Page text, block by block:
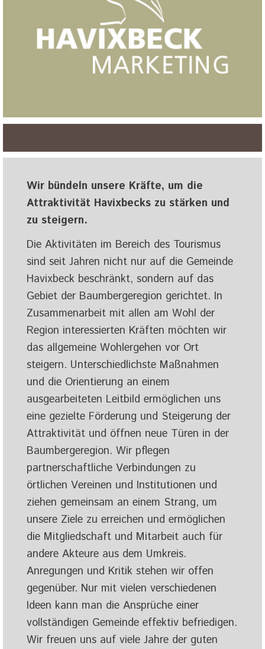
Wir bündeln unsere Kräfte, um die
Attraktivität Havixbecks zu stärken und
zu steigern.
Die Aktivitäten im Bereich des Tourismus
sind seit Jahren nicht nur auf die Gemeinde
Havixbeck beschränkt, sondern auf das
Gebiet der Baumbergeregion gerichtet. In
Zusammenarbeit mit allen am Wohl der
Region interessierten Kräften möchten wir
das allgemeine Wohlergehen vor Ort
steigern. Unterschiedlichste Maßnahmen
und die Orientierung an einem
ausgearbeiteten Leitbild ermöglichen uns
eine gezielte Förderung und Steigerung der
Attraktivität und öffnen neue Türen in der
Baumbergeregion. Wir pflegen
partnerschaftliche Verbindungen zu
örtlichen Vereinen und Institutionen und
ziehen gemeinsam an einem Strang, um
unsere Ziele zu erreichen und ermöglichen
die Mitgliedschaft und Mitarbeit auch für
andere Akteure aus dem Umkreis.
Anregungen und Kritik stehen wir offen
gegenüber. Nur mit vielen verschiedenen
Ideen kann man die Ansprüche einer
vollständigen Gemeinde effektiv befriedigen.
Wir freuen uns auf viele Jahre der guten